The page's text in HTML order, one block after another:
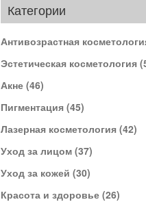
Категории
Антивозрастная
Эстетическая косметология
Акне (46)
Пигментация (45)
Лазерная косметология (42)
Уход за лицом (37)
Уход за кожей (30)
Красота и здоровье (26)